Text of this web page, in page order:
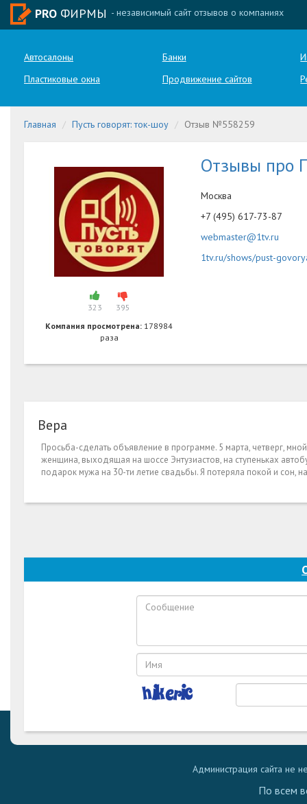
PRO ФИРМЫ - независимый сайт отзывов о компаниях
Автосалоны Банки
Пластиковые окна
Продвижение сайтов
Главная Пусть говорят: ток-шоу Отзыв №558259
323
395
Компания просмотрена: 178984
раза
Отзывы про
Москва
+7 (495) 617-73-87
webmaster@1tv.ru
1tv.ru/shows/pust-
Вера
Просьба-сделать объявление в программе. 5 марта, четверг,
женщина, выходящая на шоссе Энтузиастов, на ступеньках
подарок мужа на 30-ти летие свадьбы. Я потеряла покой и сон,
Администрация сайта не
По всем